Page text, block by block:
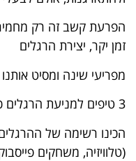
זמן יקר, יצירת הרגלים
מפריעי שינה ומסיט
3 טיפים למניעת הרגלים כאלה:
הכינו רשימה של
(טלוויזיה, משחקים פייסבוק